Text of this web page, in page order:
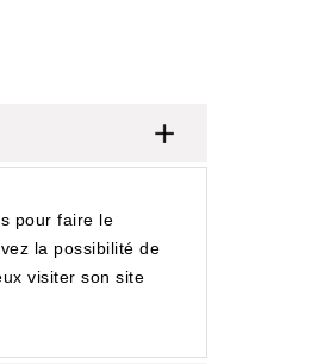
pour faire le
la possibilité de
visiter son site